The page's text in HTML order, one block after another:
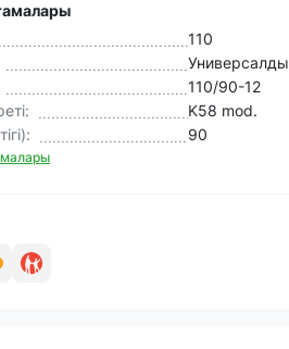
110
Универсалды
110/90-12
K58 mod.
90